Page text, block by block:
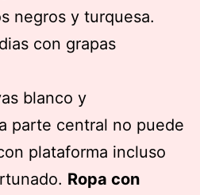
negros y turquesa.
con grapas
blanco y
parte central no puede
plataforma incluso
Ropa con